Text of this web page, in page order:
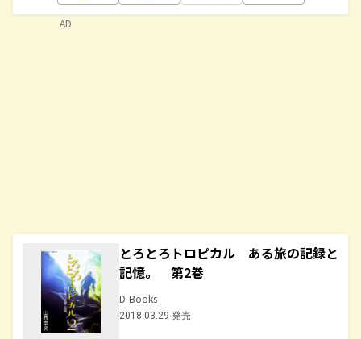
とろとろトロピカル ある旅の記録と
記憶。 第2巻
D-Books
2018.03.29 発売
AD